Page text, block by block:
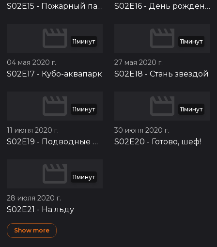
S02E15 - Пожарный патруль S02E16 - День рождения Малинки
11минут
04 мая 2020 г.
S02E17 - Кубо-аквапарк
11минут
27 мая 2020 г.
S02E18 - Стань звездой
11минут
11 июня 2020 г.
S02E19 - Подводные приключения
11минут
30 июня 2020 г.
S02E20 - Готово, шеф!
11минут
28 июля 2020 г.
S02E21 - На льду
Show more